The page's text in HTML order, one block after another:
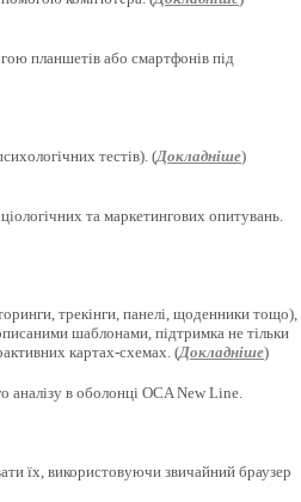
планшетів або смартфонів під
тестів). (Докладніше)
та маркетингових опитувань.
трекінги, панелі, щоденники тощо),
шаблонами, підтримка не тільки
картах-схемах. (Докладніше)
аналізу в оболонці OCA New Line.
їх, використовуючи звичайний браузер